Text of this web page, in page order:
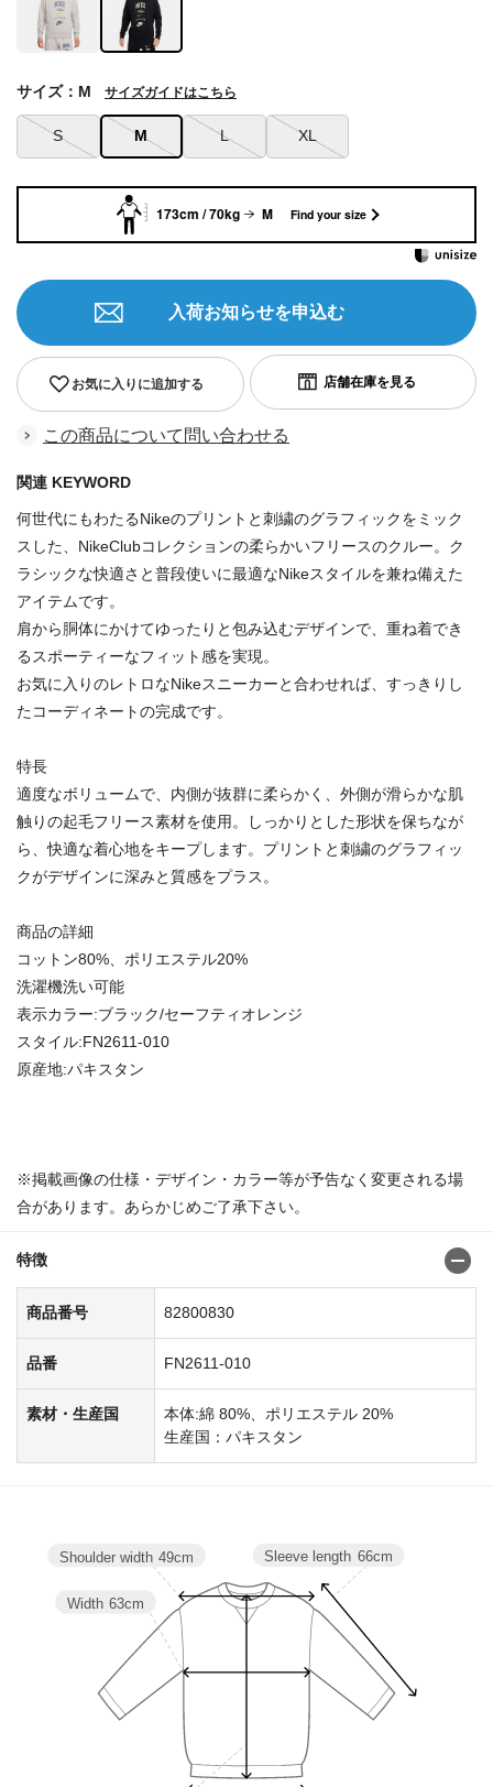
S M L XL
サイズ：M サイズガイドはこちら
お気に入りに追加する
入荷お知らせを申込む
この商品について問い合わせる
関連 KEYWORD
何世代にもわたるNikeのプリントと刺繍のグラフィックをミック
スした、NikeClubコレクションの柔らかいフリースのクルー。ク
ラシックな快適さと普段使いに最適なNikeスタイルを兼ね備えた
アイテムです。
肩から胴体にかけてゆったりと包み込むデザインで、重ね着でき
るスポーティーなフィット感を実現。
お気に入りのレトロなNikeスニーカーと合わせれば、すっきりし
たコーディネートの完成です。
特長
適度なボリュームで、内側が抜群に柔らかく、外側が滑らかな肌
触りの起毛フリース素材を使用。しっかりとした形状を保ちなが
ら、快適な着心地をキープします。プリントと刺繍のグラフィッ
クがデザインに深みと質感をプラス。
商品の詳細
コットン80%、ポリエステル20%
洗濯機洗い可能
表示カラー:ブラック/セーフティオレンジ
スタイル:FN2611-010
原産地:パキスタン
※掲載画像の仕様・デザイン・カラー等が予告なく変更される場
合があります。あらかじめご了承下さい。
特徴
商品番号 82800830
品番 FN2611-010
素材・生産国
本体:綿 80%、ポリエステル 20%
生産国：パキスタン
173cm / 70kg M Find your size
Sleeve length 66cm
Width 63cm
Shoulder width 49cm